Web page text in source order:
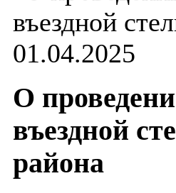
01.04.2025
О
въездной
района